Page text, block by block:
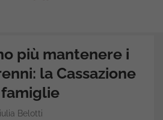
più mantenere i
la Cassazione
Belotti